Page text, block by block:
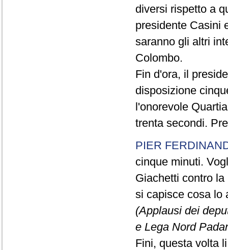
diversi rispetto a
presidente Casini
saranno gli altri
Colombo.
Fin d'ora, il
disposizione
l'onorevole
trenta secondi.
PIER
cinque minuti.
Giachetti contro
si capisce cosa lo
(Applausi dei
e Lega Nord
Fini, questa volta